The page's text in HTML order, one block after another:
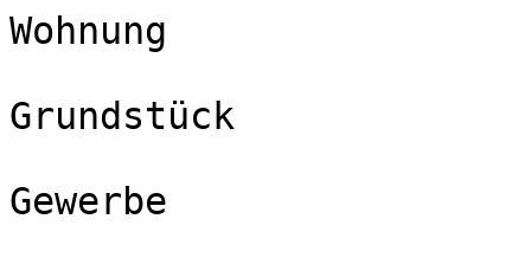
Wohnung
Grundstück
Gewerbe